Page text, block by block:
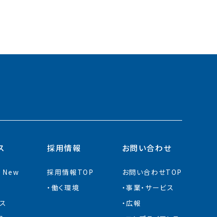
New
採用情報
採用情報TOP
働く環境
お問い合わせ
お問い合わせTOP
事業・サービス
広報